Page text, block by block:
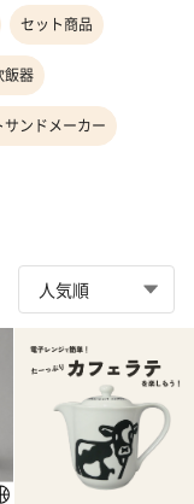
セット商品
飯器
サンドメーカー